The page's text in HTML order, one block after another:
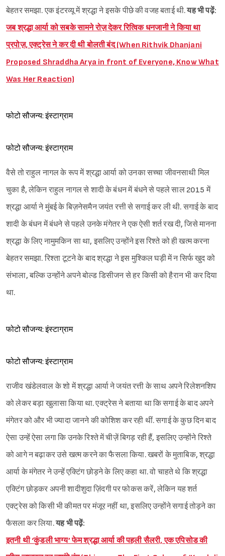
बेहतर समझा. एक इंटरव्यू में श्रद्धा ने इसके पीछे की वजह बताई थी.यह भी पढ़ें:
जब श्रद्धा आर्या को सबके सामने रोज़ देकर रित्विक धनजानी ने किया था
प्रपोज़, एक्ट्रेस ने कर दी थी बोलती बंद (When Rithvik Dhanjani
Proposed Shraddha Arya in front of Everyone, Know What
Was Her Reaction)
फोटो सौजन्य: इंस्टाग्राम
फोटो सौजन्य: इंस्टाग्राम
वैसे तो राहुल नागल के रूप में श्रद्धा आर्या को उनका सच्चा जीवनसाथी मिल
चुका है, लेकिन राहुल नागल से शादी के बंधन में बंधने से पहले साल 2015 में
श्रद्धा आर्या ने मुंबई के बिज़नेसमैन जयंत रत्ती से सगाई कर ली थी. सगाई के बाद
शादी के बंधन में बंधने से पहले उनके मंगेतर ने एक ऐसी शर्त रख दी, जिसे मानना
श्रद्धा के लिए नामुमकिन सा था, इसलिए उन्होंने इस रिश्ते को ही खत्म करना
बेहतर समझा. रिश्ता टूटने के बाद श्रद्धा ने इस मुश्किल घड़ी में न सिर्फ खुद को
संभाला, बल्कि उन्होंने अपने बोल्ड डिसीजन से हर किसी को हैरान भी कर दिया
था.
फोटो सौजन्य: इंस्टाग्राम
फोटो सौजन्य: इंस्टाग्राम
राजीव खंडेलवाल के शो में श्रद्धा आर्या ने जयंत रत्ती के साथ अपने रिलेशनशिप
को लेकर बड़ा खुलासा किया था. एक्ट्रेस ने बताया था कि सगाई के बाद अपने
मंगेतर को और भी ज्यादा जानने की कोशिश कर रही थीं. सगाई के कुछ दिन बाद
ऐसा उन्हें ऐसा लगा कि उनके रिश्ते में चीज़ें बिगड़ रही हैं, इसलिए उन्होंने रिश्ते
को आगे न बढ़ाकर उसे खत्म करने का फैसला किया. खबरों के मुताबिक, श्रद्धा
आर्या के मंगेतर ने उन्हें एक्टिंग छोड़ने के लिए कहा था. वो चाहते थे कि श्रद्धा
एक्टिंग छोड़कर अपनी शादीशुदा ज़िंदगी पर फोकस करें, लेकिन यह शर्त
एक्ट्रेस को किसी भी कीमत पर मंजूर नहीं था, इसलिए उन्होंने सगाई तोड़ने का
फैसला कर लिया.यह भी पढ़ें:
इतनी थी ‘कुंडली भाग्य’ फेम श्रद्धा आर्या की पहली सैलरी, एक एपिसोड की